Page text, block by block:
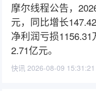
摩尔线程公告，
元，同比增长
净利润亏损
2.71亿元。
快讯 2026-08-09 15:31:21